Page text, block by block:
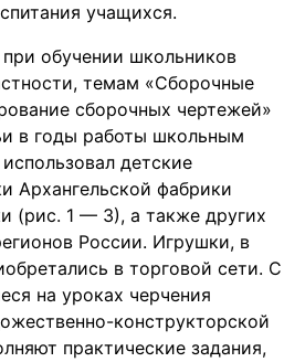
учащихся.
обучении школьников
темам «Сборочные
сборочных чертежей»
в годы работы школьным
детские
Архангельской фабрики
(рис. 1 — 3), а также других
России. Игрушки, в
в торговой сети. С
на уроках черчения
конструкторской
практические задания,